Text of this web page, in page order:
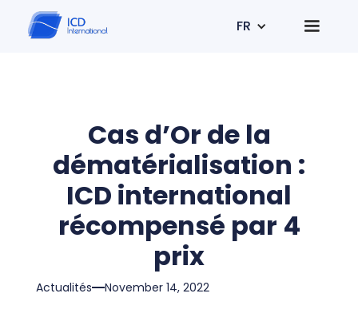
FR
Cas d’Or de la
dématérialisation :
ICD international
récompensé par 4
prix
Actualités November 14, 2022